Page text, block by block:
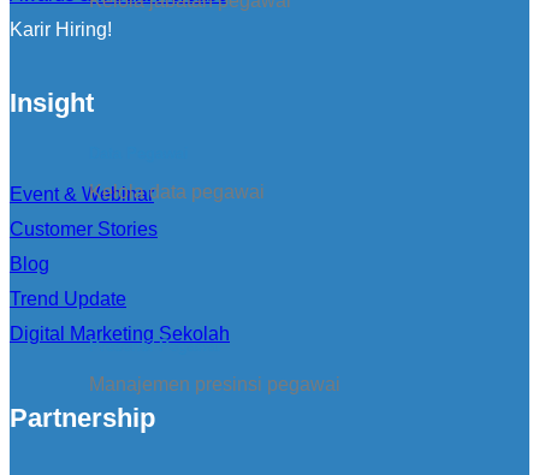
Kelola data pegawai
Presensi Pegawai
Manajemen presinsi pegawai
Karir Hiring!
Insight
Event & Webinar
Customer Stories
Blog
Trend Update
Digital Marketing Sekolah
Partnership